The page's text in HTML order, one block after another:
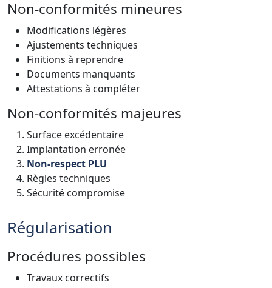
Non-conformités mineures
Modifications légères
Ajustements techniques
Finitions à reprendre
Documents manquants
Attestations à compléter
Non-conformités majeures
Surface excédentaire
Implantation erronée
Non-respect PLU
Règles techniques
Sécurité compromise
Régularisation
Procédures possibles
Travaux correctifs